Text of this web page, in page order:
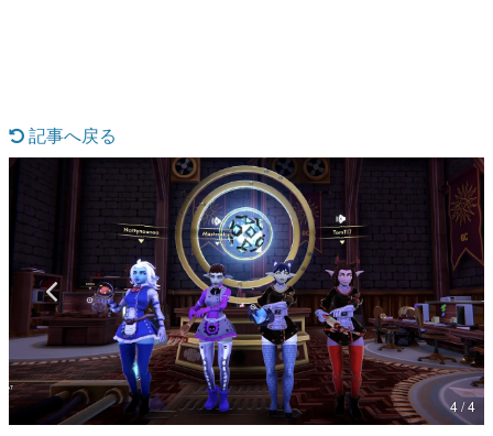
マンガ
アプリレビュー
その他
電ファミニコゲーマーとは？
運営：株式会社マレ
記事へ戻る
4 / 4